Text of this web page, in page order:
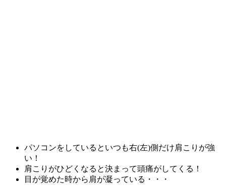
パソコンをしているといつも右(左)側だけ肩こりが強
い！
肩こりがひどくなると決まって頭痛がしてくる！
目が覚めた時から肩が凝っている・・・